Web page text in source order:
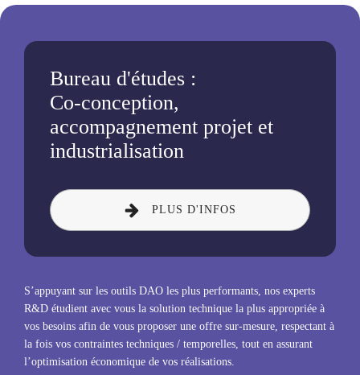
Bureau d'études :
Co-conception,
accompagnement projet et
industrialisation
PLUS D'INFOS
S’appuyant sur les outils DAO les plus performants, nos experts
R&D étudient avec vous la solution technique la plus appropriée à
vos besoins afin de vous proposer une offre sur-mesure, respectant à
la fois vos contraintes techniques / temporelles, tout en assurant
l’optimisation économique de vos réalisations.